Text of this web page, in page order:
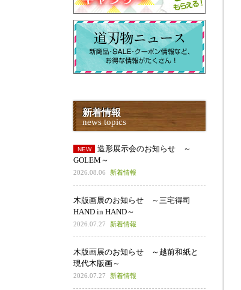
新着情報
news topics
造形展示会のお知らせ ～
GOLEM～
2026.08.06 新着情報
木版画展のお知らせ ～三宅得司
HAND in HAND～
2026.07.27 新着情報
木版画展のお知らせ ～越前和紙と
現代木版画～
2026.07.27 新着情報